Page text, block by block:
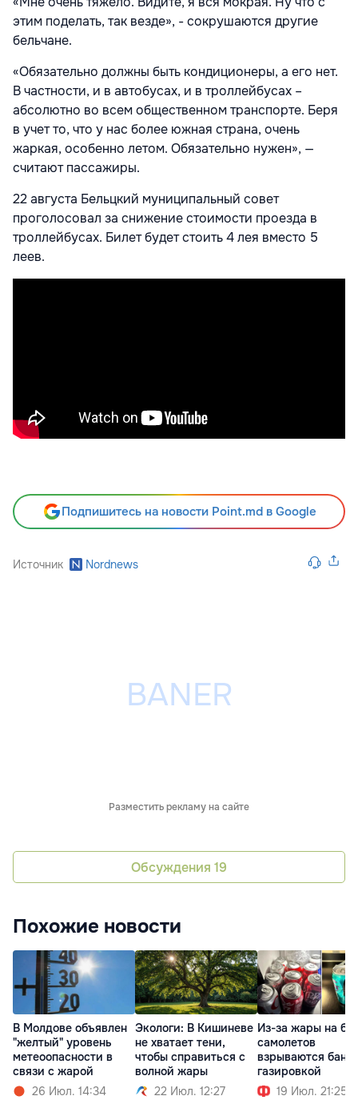
этим поделать, так везде», - сокрушаются другие
бельчане.
«Обязательно должны быть кондиционеры, а его нет.
В частности, и в автобусах, и в троллейбусах –
абсолютно во всем общественном транспорте. Беря
в учет то, что у нас более южная страна, очень
жаркая, особенно летом. Обязательно нужен», —
считают пассажиры.
22 августа Бельцкий муниципальный совет
проголосовал за снижение стоимости проезда в
троллейбусах. Билет будет стоить 4 лея вместо 5
леев.
Подпишитесь на новости Point.md в Google
Источник Nordnews
Разместить рекламу на сайте
Обсуждения 19
Похожие новости
В Молдове объявлен
"желтый" уровень
метеоопасности в
связи с жарой
26 Июл. 14:34
Экологи: В Кишиневе
не хватает тени,
чтобы справиться с
волной жары
22 Июл. 12:27
Из-за жары на
самолетов
взрываются
газировкой
19 Июл. 21:25